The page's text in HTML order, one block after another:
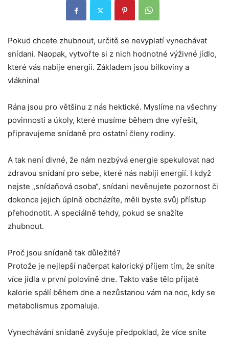
Pokud chcete zhubnout, určitě se nevyplatí vynechávat
snídani. Naopak, vytvořte si z nich hodnotné výživné jídlo,
které vás nabije energií. Základem jsou bílkoviny a
vláknina!
Rána jsou pro většinu z nás hektické. Myslíme na všechny
povinnosti a úkoly, které musíme během dne vyřešit,
připravujeme snídaně pro ostatní členy rodiny.
A tak není divné, že nám nezbývá energie spekulovat nad
zdravou snídaní pro sebe, které nás nabijí energií. I když
nejste „snídaňová osoba“, snídani nevěnujete pozornost či
dokonce jejich úplně obcházíte, měli byste svůj přístup
přehodnotit. A speciálně tehdy, pokud se snažíte
zhubnout.
Proč jsou snídaně tak důležité?
Protože je nejlepší načerpat kalorický příjem tím, že sníte
více jídla v první polovině dne. Takto vaše tělo přijaté
kalorie spálí během dne a nezůstanou vám na noc, kdy se
metabolismus zpomaluje.
Vynechávání snídaně zvyšuje předpoklad, že více sníte